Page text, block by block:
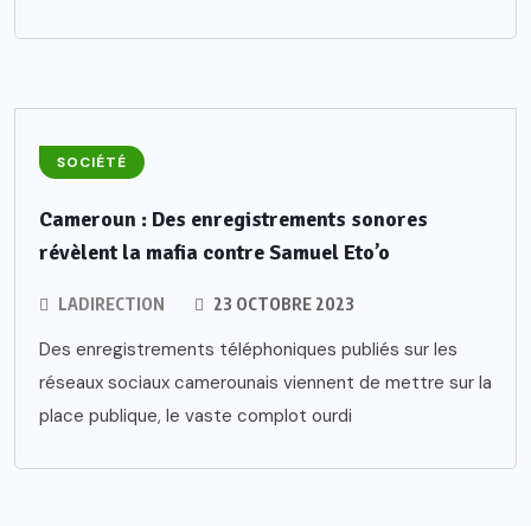
SOCIÉTÉ
Cameroun : Des enregistrements sonores
révèlent la mafia contre Samuel Eto’o
LADIRECTION 23 OCTOBRE 2023
Des enregistrements téléphoniques publiés sur les
réseaux sociaux camerounais viennent de mettre sur la
place publique, le vaste complot ourdi